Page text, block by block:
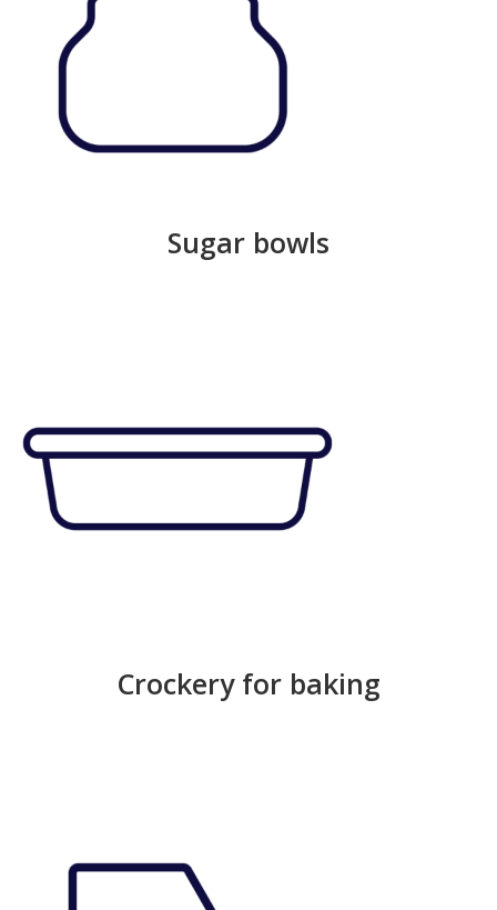
Sugar bowls
Crockery for baking